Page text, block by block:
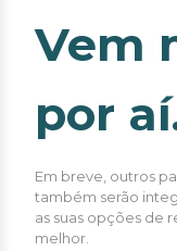
Vem
por
Em breve, outros
também serão
as suas opções de
melhor.